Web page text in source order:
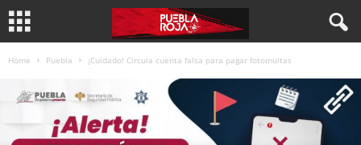
Home Puebla ¡Cuidado! Circula cuenta falsa para pagar fotomultas